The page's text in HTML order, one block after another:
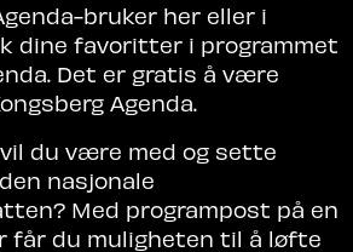
bruker her eller i
dine favoritter i programmet
Det er gratis å være
Agenda.
du være med og sette
nasjonale
Med programpost på en
får du muligheten til å løfte